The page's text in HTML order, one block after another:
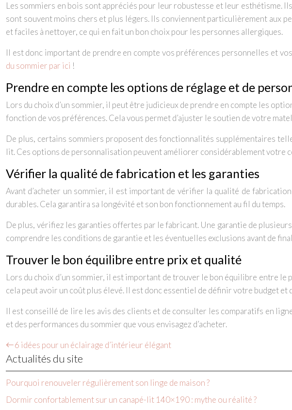
Les sommiers en bois sont appréciés pour leur robustesse et leur esthétisme.
sont souvent moins chers et plus légers. Ils conviennent particulièrement aux
et faciles à nettoyer, ce qui en fait un bon choix pour les personnes allergiques.
Il est donc important de prendre en compte vos préférences personnelles et
du sommier par ici !
Prendre en compte les options de réglage et de
Lors du choix d’un sommier, il peut être judicieux de prendre en compte les
fonction de vos préférences. Cela vous permet d’ajuster le soutien de votre
De plus, certains sommiers proposent des fonctionnalités supplémentaires
lit. Ces options de personnalisation peuvent améliorer considérablement votre
Vérifier la qualité de fabrication et les garanties
Avant d’acheter un sommier, il est important de vérifier la qualité de
durables. Cela garantira sa longévité et son bon fonctionnement au fil du temps.
De plus, vérifiez les garanties offertes par le fabricant. Une garantie de
comprendre les conditions de garantie et les éventuelles exclusions avant de
Trouver le bon équilibre entre prix et qualité
Lors du choix d’un sommier, il est important de trouver le bon équilibre entre
cela peut avoir un coût plus élevé. Il est donc essentiel de définir votre budget
Il est conseillé de lire les avis des clients et de consulter les comparatifs en
et des performances du sommier que vous envisagez d’acheter.
6 idées pour un éclairage d’intérieur élégant
Actualités du site
Pourquoi renouveler régulièrement son linge de maison ?
Dormir confortablement sur un canapé-lit 140×190 : mythe ou réalité ?